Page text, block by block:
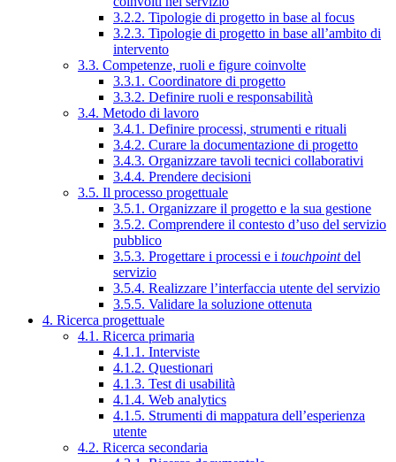
3.2.2. Tipologie di progetto in base al focus
3.2.3. Tipologie di progetto in base all’ambito di
intervento
3.3. Competenze, ruoli e figure coinvolte
3.3.1. Coordinatore di progetto
3.3.2. Definire ruoli e responsabilità
3.4. Metodo di lavoro
3.4.1. Definire processi, strumenti e rituali
3.4.2. Curare la documentazione di progetto
3.4.3. Organizzare tavoli tecnici collaborativi
3.4.4. Prendere decisioni
3.5. Il processo progettuale
3.5.1. Organizzare il progetto e la sua gestione
3.5.2. Comprendere il contesto d’uso del servizio
pubblico
3.5.3. Progettare i processi e i touchpointdel
servizio
3.5.4. Realizzare l’interfaccia utente del servizio
3.5.5. Validare la soluzione ottenuta
4. Ricerca progettuale
4.1. Ricerca primaria
4.1.1. Interviste
4.1.2. Questionari
4.1.3. Test di usabilità
4.1.4. Web analytics
4.1.5. Strumenti di mappatura dell’esperienza
utente
4.2. Ricerca secondaria